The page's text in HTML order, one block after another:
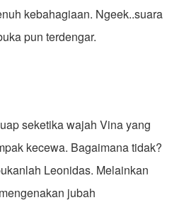
kebahagiaan. Ngeek..suara
pun terdengar.
seketika wajah Vina yang
kecewa. Bagaimana tidak?
Leonidas. Melainkan
jubah